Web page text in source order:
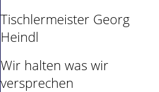
Tischlermeister Georg
Heindl
Wir halten was wir
versprechen